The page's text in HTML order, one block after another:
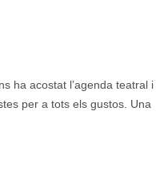
ha acostat l’agenda teatral i
per a tots els gustos. Una